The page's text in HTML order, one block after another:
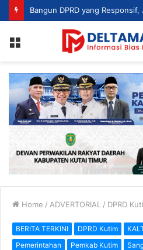
Home / ADVERTORIAL / DPRD
BERITA TERKINI DPRD Kutim
Pemerintahan
Pemkab Kutim